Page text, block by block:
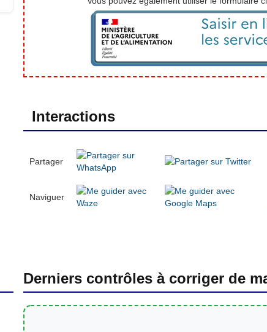
Interactions
Partager
Naviguer
Derniers contrôles à corriger de